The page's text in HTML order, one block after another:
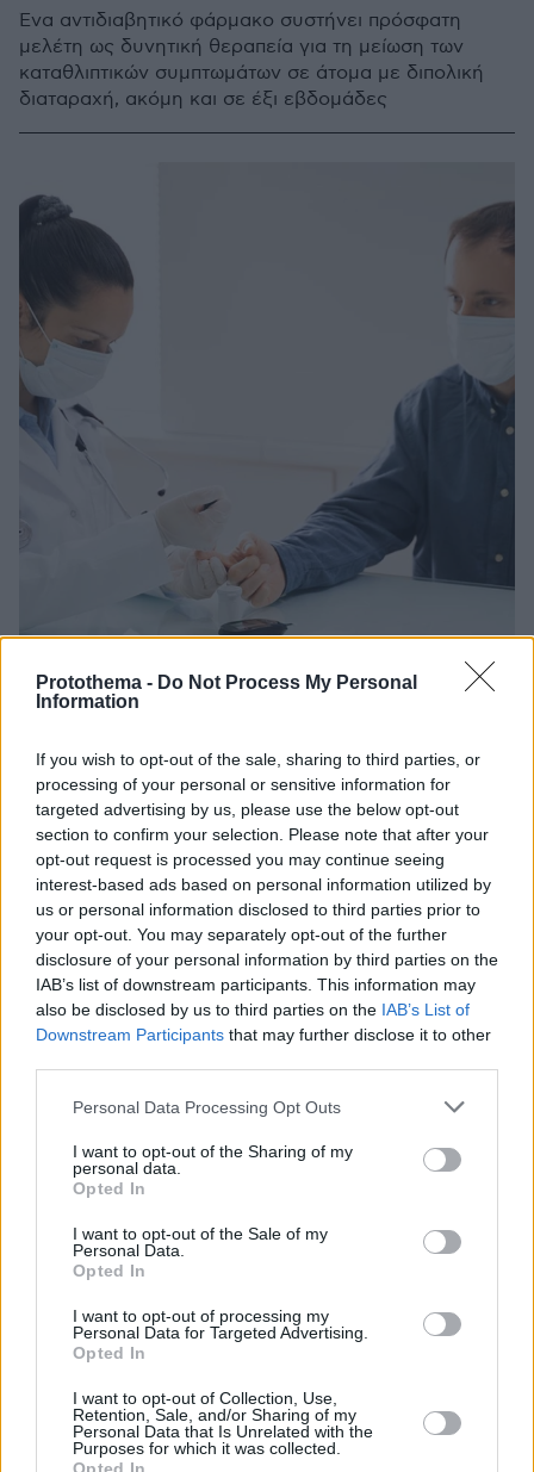
Protothema - Do Not Process My Personal
Information
If you wish to opt-out of the sale, sharing to third parties, or
processing of your personal or sensitive information for
targeted advertising by us, please use the below opt-out
section to confirm your selection. Please note that after your
opt-out request is processed you may continue seeing
interest-based ads based on personal information utilized by
us or personal information disclosed to third parties prior to
your opt-out. You may separately opt-out of the further
disclosure of your personal information by third parties on the
IAB’s list of downstream participants. This information may
also be disclosed by us to third parties on the IAB’s List of
Downstream Participants that may further disclose it to other
Please note that this website/app uses one or more Google
not limited to your visit or usage behaviour. You may click to
grant or deny consent to Google and its third-party tags to
use your data for below specified purposes in below Google
consent section.
Personal Data Processing Opt Outs
I want to opt-out of the Sharing of my
personal data.
Opted In
I want to opt-out of the Sale of my
Personal Data.
Opted In
I want to opt-out of processing my
Personal Data for Targeted Advertising.
Opted In
I want to opt-out of Collection, Use,
Retention, Sale, and/or Sharing of my
Personal Data that Is Unrelated with the
Purposes for which it was collected.
Ένα αντιδιαβητικό φάρμακο συστήνει πρόσφατη
μελέτη ως δυνητική θεραπεία για τη μείωση των
καταθλιπτικών συμπτωμάτων σε άτομα με διπολική
διαταραχή, ακόμη και σε έξι εβδομάδες
Κορωνοϊός – Διαβήτης: Ο επικίνδυνος συνδυασμός που
65
Οι ασθενείς σε προχωρημένα στάδια διαβήτη που
προσβάλλονται από κορωνοϊό διατρέχουν υψηλότερο
κίνδυνο θανάτου – Τα ιατρικά δεδομένα, οι
υποκείμενες παθήσεις και τα φάρμακα που
εκτοξεύουν τον κίνδυνο
05.10.2021, 16:22